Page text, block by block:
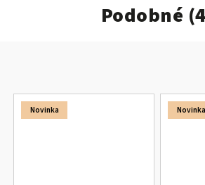
Podobné
Novinka Novinka